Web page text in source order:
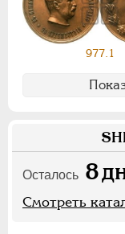
977.1
Осталось 8
Смотреть
Цифры
2
НИКОЛАЙ II